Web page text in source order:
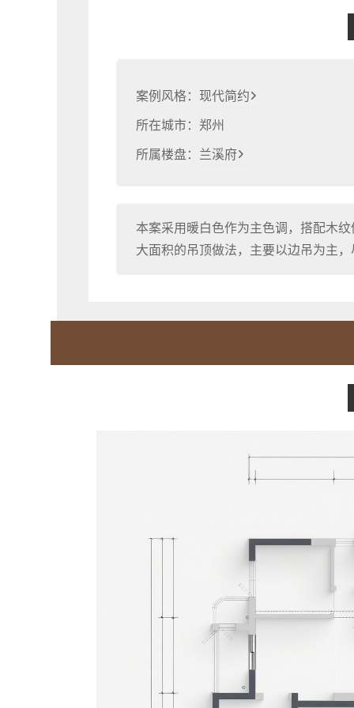
案例风格： 现代简约
所在城市： 郑州
所属楼盘： 兰溪府
本案采用暖白色作为主色调，搭配木
大面积的吊顶做法，主要以边吊为主